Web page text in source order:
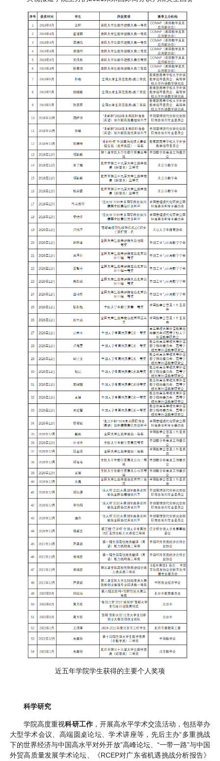
近五年学院学生获得的主要个人奖项
科学研究
学院高度重视科研工作，开展高水平学术交流活动，包括举办
大型学术会议、高端圆桌论坛、学术讲座等，先后主办“多重挑战
下的世界经济与中国高水平对外开放”高峰论坛、“一带一路”与中国
外贸高质量发展学术论坛、《RCEP对广东省机遇挑战分析报告》